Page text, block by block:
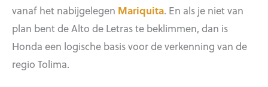
vanaf het nabijgelegen Mariquita. En als je niet van
plan bent de Alto de Letras te beklimmen, dan is
Honda een logische basis voor de verkenning van de
regio Tolima.